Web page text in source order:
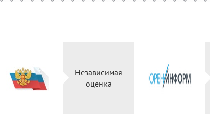
Независимая
оценка